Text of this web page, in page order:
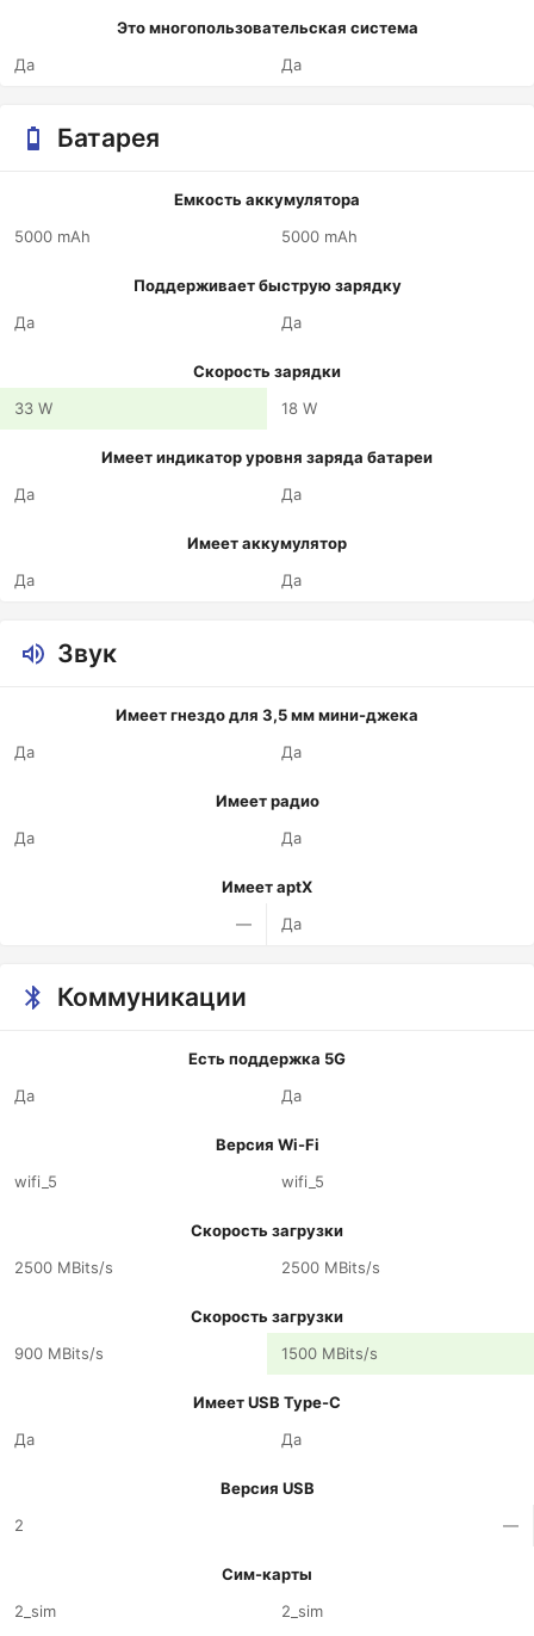
Это многопользовательская система
Да
Да
Батарея
Емкость аккумулятора
5000 mAh
5000 mAh
Поддерживает быструю зарядку
Да
Да
Скорость зарядки
33 W
18 W
Имеет индикатор уровня заряда батареи
Да
Да
Имеет аккумулятор
Да
Да
Звук
Имеет гнездо для 3,5 мм мини-джека
Да
Да
Имеет радио
Да
Да
Имеет aptX
—
Да
Коммуникации
Есть поддержка 5G
Да
Да
Версия Wi-Fi
wifi_5
wifi_5
Скорость загрузки
2500 MBits/s
2500 MBits/s
Скорость загрузки
900 MBits/s
1500 MBits/s
Имеет USB Type-C
Да
Да
Версия USB
2
—
Сим-карты
2_sim
2_sim